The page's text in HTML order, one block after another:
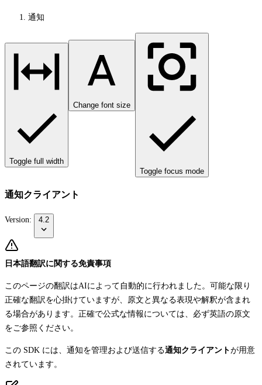
通知
Toggle full width
Change font size
Toggle focus mode
通知クライアント
Version: 4.2
日本語翻訳に関する免責事項
このページの翻訳はAIによって自動的に行われました。可能な限り
正確な翻訳を心掛けていますが、原文と異なる表現や解釈が含まれ
る場合があります。正確で公式な情報については、必ず英語の原文
をご参照ください。
この SDK には、通知を管理および送信する通知クライアントが用意
されています。